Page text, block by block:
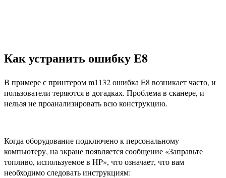
Как устранить ошибку Е8
В примере с принтером m1132 ошибка E8 возникает часто, и
пользователи теряются в догадках. Проблема в сканере, и
нельзя не проанализировать всю конструкцию.
Когда оборудование подключено к персональному
компьютеру, на экране появляется сообщение «Заправьте
топливо, используемое в HP», что означает, что вам
необходимо следовать инструкциям: